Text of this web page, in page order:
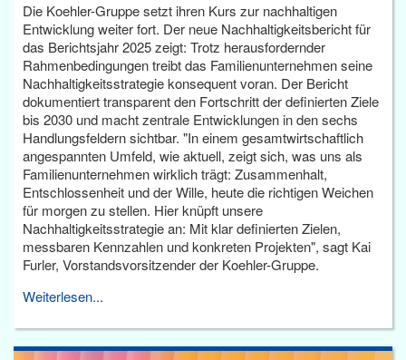
Die Koehler-Gruppe setzt ihren Kurs zur nachhaltigen
Entwicklung weiter fort. Der neue Nachhaltigkeitsbericht für
das Berichtsjahr 2025 zeigt: Trotz herausfordernder
Rahmenbedingungen treibt das Familienunternehmen seine
Nachhaltigkeitsstrategie konsequent voran. Der Bericht
dokumentiert transparent den Fortschritt der definierten Ziele
bis 2030 und macht zentrale Entwicklungen in den sechs
Handlungsfeldern sichtbar. "In einem gesamtwirtschaftlich
angespannten Umfeld, wie aktuell, zeigt sich, was uns als
Familienunternehmen wirklich trägt: Zusammenhalt,
Entschlossenheit und der Wille, heute die richtigen Weichen
für morgen zu stellen. Hier knüpft unsere
Nachhaltigkeitsstrategie an: Mit klar definierten Zielen,
messbaren Kennzahlen und konkreten Projekten", sagt Kai
Furler, Vorstandsvorsitzender der Koehler-Gruppe.
Weiterlesen...